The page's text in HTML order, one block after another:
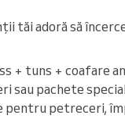
adoră să încerce
+ tuns + coafare
sau pachete
pentru petreceri,